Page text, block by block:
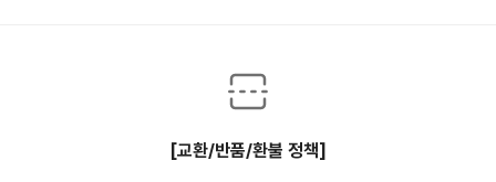
[교환/반품/환불 정책]